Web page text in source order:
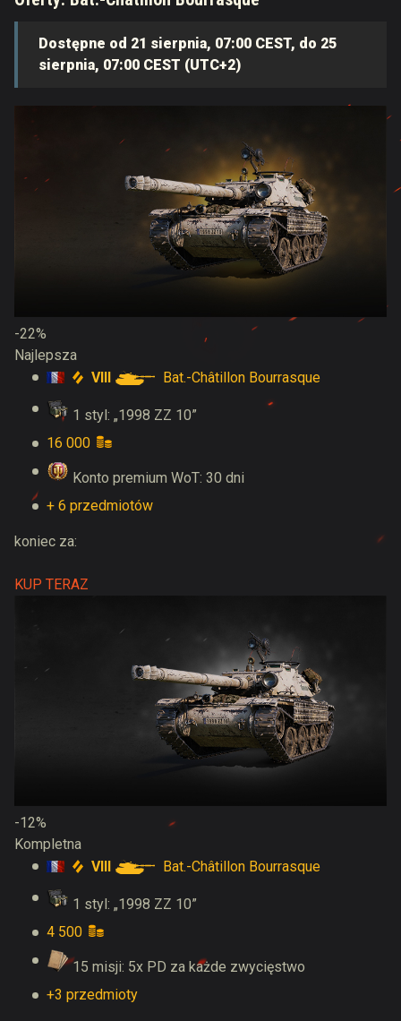
Dostępne od 21 sierpnia, 07:00 CEST, do 25
sierpnia, 07:00 CEST (UTC+2)
-22%
Najlepsza
VIII
Bat.-Châtillon Bourrasque
1 styl: „1998 ZZ 10”
16 000
Konto premium WoT: 30 dni
+ 6 przedmiotów
koniec za:
KUP TERAZ
-12%
Kompletna
VIII
Bat.-Châtillon Bourrasque
1 styl: „1998 ZZ 10”
4 500
15 misji: 5x PD za każde zwycięstwo
+3 przedmioty